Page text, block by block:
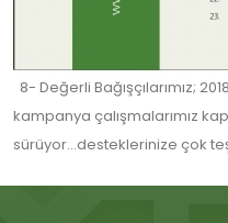
8- Değerli Bağışçılarımız;
kampanya çalışmalarımız
sürüyor...desteklerinize çok